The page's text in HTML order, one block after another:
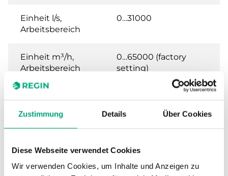
Zustimmung Details Über Cookies
Diese Webseite verwendet Cookies
Wir verwenden Cookies, um Inhalte und Anzeigen zu
Einheit l/s,
Arbeitsbereich
0…31000
Einheit m³/h,
Arbeitsbereich
0…65000 (factory
setting)
Arbeitsbereich
Technische Daten für PDTX…-C – Presigo